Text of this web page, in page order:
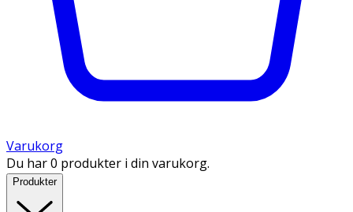
Varukorg
Du har 0 produkter i din varukorg.
Produkter